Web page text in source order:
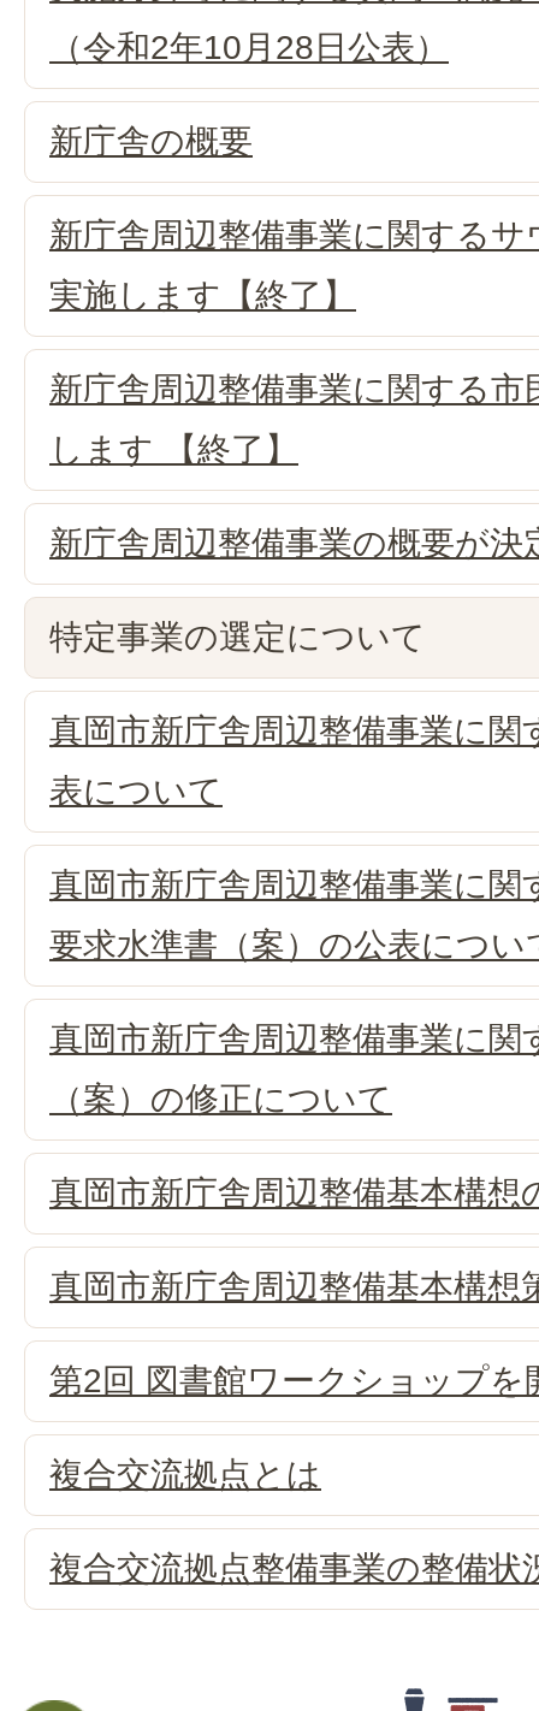
（令和2年10月28日公表）
新庁舎の概要
新庁舎周辺整備事業に関する
実施します【終了】
新庁舎周辺整備事業に関する
します 【終了】
新庁舎周辺整備事業の概要が決
特定事業の選定について
真岡市新庁舎周辺整備事業に関
表について
真岡市新庁舎周辺整備事業に
要求水準書（案）の公表につい
真岡市新庁舎周辺整備事業に関
（案）の修正について
真岡市新庁舎周辺整備基本構想
真岡市新庁舎周辺整備基本構想
第2回 図書館ワークショップを
複合交流拠点とは
複合交流拠点整備事業の整備状